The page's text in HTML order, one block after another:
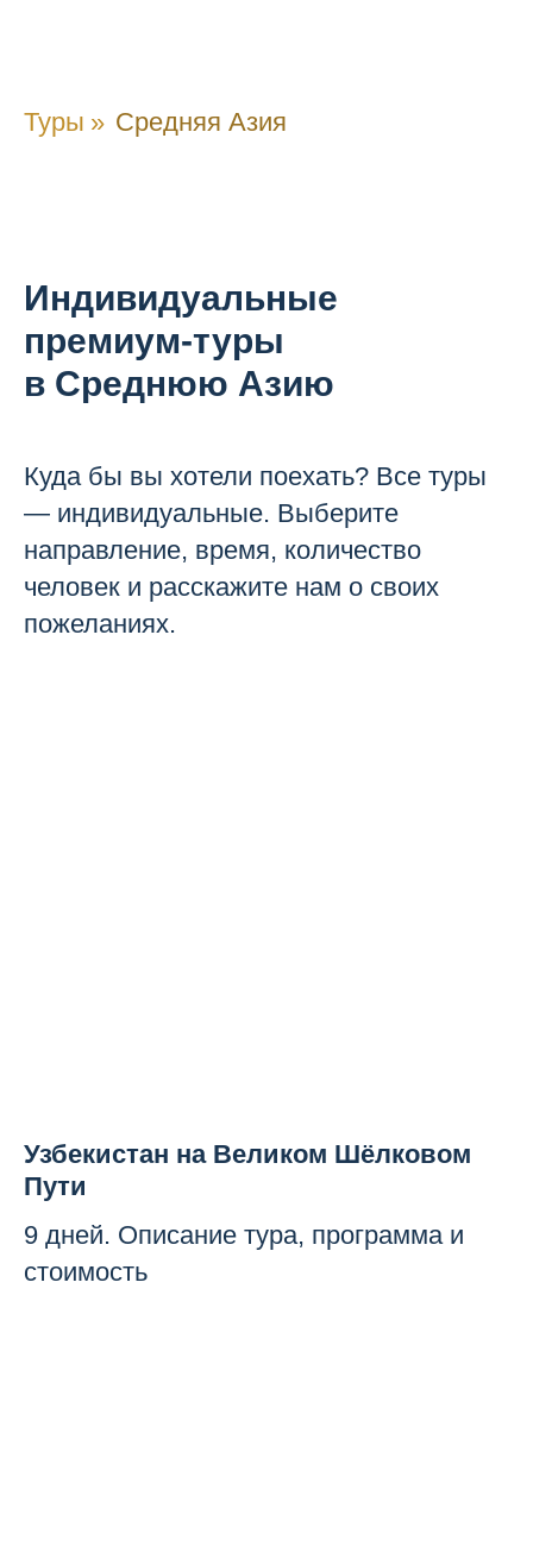
Туры » Средняя Азия
Индивидуальные
премиум-туры
в Среднюю Азию
Куда бы вы хотели поехать? Все туры
— индивидуальные. Выберите
направление, время, количество
человек и расскажите нам о своих
пожеланиях.
Узбекистан на Великом Шёлковом
Пути
9 дней. Описание тура, программа и
стоимость